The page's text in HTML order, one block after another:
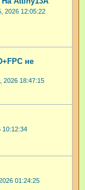
2026 12:05:22
не
2026 18:47:15
10:12:34
01:24:25